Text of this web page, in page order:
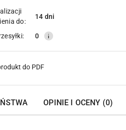
do:
14 dni
0
do PDF
OPINIE I OCENY (0)